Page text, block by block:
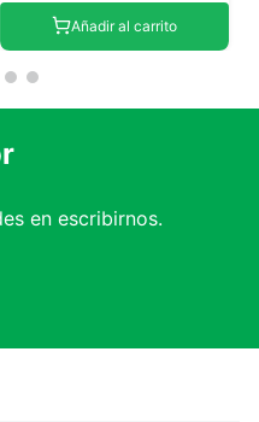
Añadir al carrito
en escribirnos.